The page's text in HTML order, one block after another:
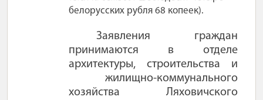
белорусских рубля 68 копеек).
Заявления граждан
принимаются в отделе
архитектуры, строительства и
жилищно-коммунального
хозяйства Ляховичского